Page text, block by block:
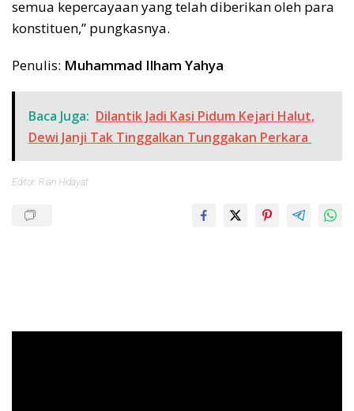
semua kepercayaan yang telah diberikan oleh para
konstituen,” pungkasnya.
Penulis: Muhammad Ilham Yahya
Baca Juga: Dilantik Jadi Kasi Pidum Kejari Halut,
Dewi Janji Tak Tinggalkan Tunggakan Perkara
Editor: Rian Hidayat